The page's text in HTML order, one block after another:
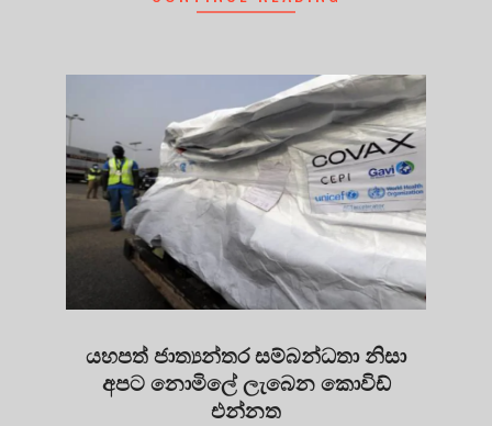
යහපත් ජාත්‍යන්තර සම්බන්ධතා නිසා
අපට නොමිලේ ලැබෙන කොවිඩ්
එන්නත